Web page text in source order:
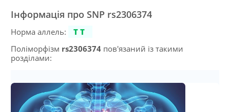
Інформація про SNP rs2306374
Норма аллель:
TT
Поліморфізм rs2306374пов'язаний із такими
розділами: